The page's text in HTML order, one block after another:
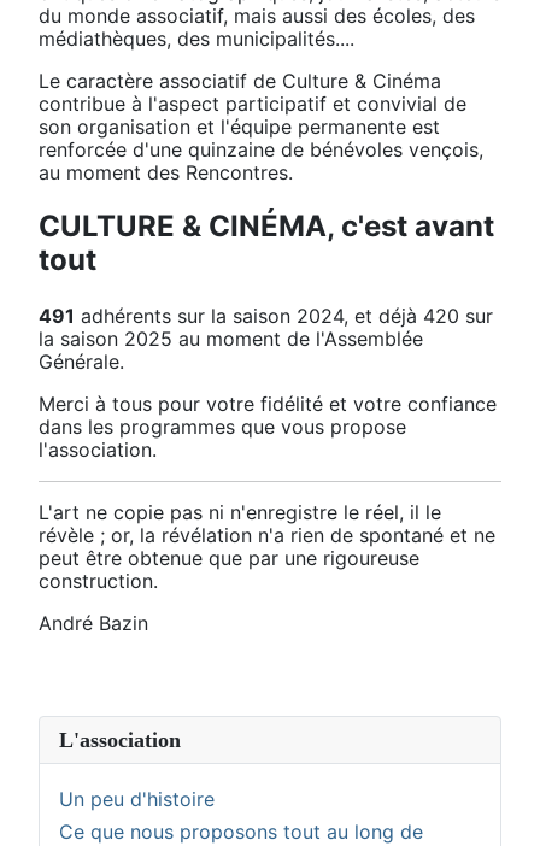
du monde associatif, mais aussi des écoles, des
médiathèques, des municipalités....
Le caractère associatif de Culture & Cinéma
contribue à l'aspect participatif et convivial de
son organisation et l'équipe permanente est
renforcée d'une quinzaine de bénévoles vençois,
au moment des Rencontres.
CULTURE & CINÉMA, c'est avant
tout
491 adhérents sur la saison 2024, et déjà 420 sur
la saison 2025 au moment de l'Assemblée
Générale.
Merci à tous pour votre fidélité et votre confiance
dans les programmes que vous propose
l'association.
L'art ne copie pas ni n'enregistre le réel, il le
révèle ; or, la révélation n'a rien de spontané et ne
peut être obtenue que par une rigoureuse
construction.
André Bazin
L'association
Un peu d'histoire
Ce que nous proposons tout au long de